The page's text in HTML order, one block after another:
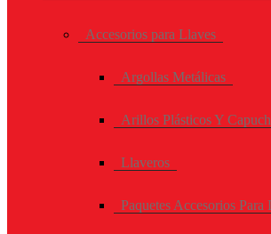
Accesorios para Llaves
Argollas Metálicas
Arillos Plásticos Y
Llaveros
Paquetes Accesorios Para